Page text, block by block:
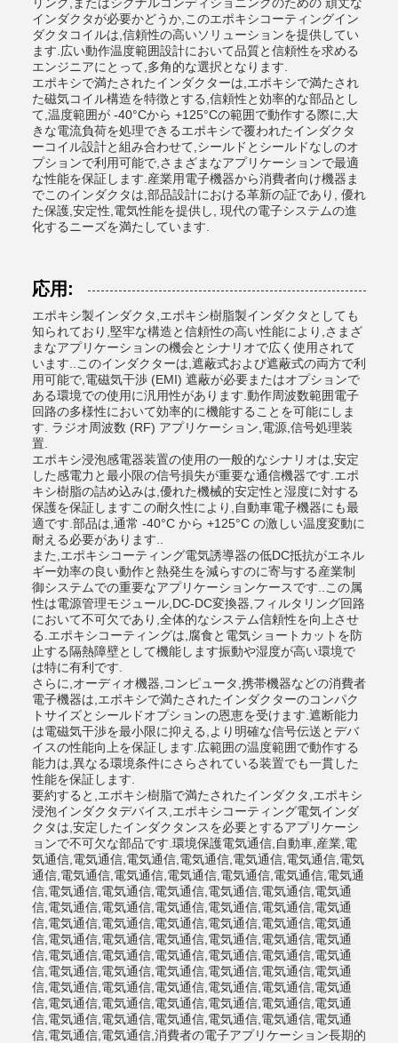
インダクタが必要かどうか,このエポキシコーティングイン
ダクタコイルは,信頼性の高いソリューションを提供してい
ます.広い動作温度範囲設計において品質と信頼性を求める
エンジニアにとって,多角的な選択となります.
エポキシで満たされたインダクターは,エポキシで満たされ
た磁気コイル構造を特徴とする,信頼性と効率的な部品とし
て,温度範囲が -40°Cから +125°Cの範囲で動作する際に,大
きな電流負荷を処理できるエポキシで覆われたインダクタ
ーコイル設計と組み合わせて,シールドとシールドなしのオ
プションで利用可能で,さまざまなアプリケーションで最適
な性能を保証します.産業用電子機器から消費者向け機器ま
でこのインダクタは,部品設計における革新の証であり, 優れ
た保護,安定性,電気性能を提供し, 現代の電子システムの進
化するニーズを満たしています.
応用:
エポキシ製インダクタ,エポキシ樹脂製インダクタとしても
知られており,堅牢な構造と信頼性の高い性能により,さまざ
まなアプリケーションの機会とシナリオで広く使用されて
います..このインダクターは,遮蔽式および遮蔽式の両方で利
用可能で,電磁気干渉 (EMI) 遮蔽が必要またはオプションで
ある環境での使用に汎用性があります.動作周波数範囲電子
回路の多様性において効率的に機能することを可能にしま
す. ラジオ周波数 (RF) アプリケーション,電源,信号処理装
置.
エポキシ浸泡感電器装置の使用の一般的なシナリオは,安定
した感電力と最小限の信号損失が重要な通信機器です.エポ
キシ樹脂の詰め込みは,優れた機械的安定性と湿度に対する
保護を保証しますこの耐久性により,自動車電子機器にも最
適です.部品は,通常 -40°C から +125°C の激しい温度変動に
耐える必要があります..
また,エポキシコーティング電気誘導器の低DC抵抗がエネル
ギー効率の良い動作と熱発生を減らすのに寄与する産業制
御システムでの重要なアプリケーションケースです..この属
性は電源管理モジュール,DC-DC変換器,フィルタリング回路
において不可欠であり,全体的なシステム信頼性を向上させ
る.エポキシコーティングは,腐食と電気ショートカットを防
止する隔熱障壁として機能します振動や湿度が高い環境で
は特に有利です.
さらに,オーディオ機器,コンピュータ,携帯機器などの消費者
電子機器は,エポキシで満たされたインダクターのコンパク
トサイズとシールドオプションの恩恵を受けます.遮断能力
は電磁気干渉を最小限に抑える,より明確な信号伝送とデバ
イスの性能向上を保証します.広範囲の温度範囲で動作する
能力は,異なる環境条件にさらされている装置でも一貫した
性能を保証します.
要約すると,エポキシ樹脂で満たされたインダクタ,エポキシ
浸泡インダクタデバイス,エポキシコーティング電気インダ
クタは,安定したインダクタンスを必要とするアプリケーシ
ョンで不可欠な部品です.環境保護電気通信,自動車,産業,電
気通信,電気通信,電気通信,電気通信,電気通信,電気通信,電気
通信,電気通信,電気通信,電気通信,電気通信,電気通信,電気通
信,電気通信,電気通信,電気通信,電気通信,電気通信,電気通
信,電気通信,電気通信,電気通信,電気通信,電気通信,電気通
信,電気通信,電気通信,電気通信,電気通信,電気通信,電気通
信,電気通信,電気通信,電気通信,電気通信,電気通信,電気通
信,電気通信,電気通信,電気通信,電気通信,電気通信,電気通
信,電気通信,電気通信,電気通信,電気通信,電気通信,電気通
信,電気通信,電気通信,電気通信,電気通信,電気通信,電気通
信,電気通信,電気通信,電気通信,電気通信,電気通信,電気通
信,電気通信,電気通信,電気通信,電気通信,電気通信,電気通
信,電気通信,電気通信,消費者の電子アプリケーション長期的